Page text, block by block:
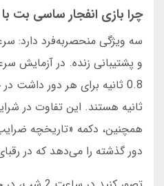
چرا بازی انفجار ساسی بت
سه ویژگی منحصربه‌فرد دارد:
و پشتیبانی زنده. در آزمایش
ثانیه هستند. این تفاوت در
دور گذشته را می‌دهد که در